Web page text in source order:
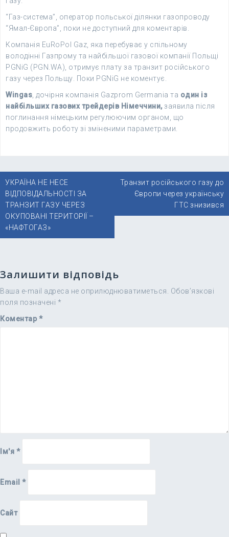
“Газ-система”, оператор польської ділянки газопроводу
“Ямал-Європа”, поки не доступний для коментарів.
Компанія EuRoPol Gaz, яка перебуває у спільному
володінні Газпрому та найбільшої газової компанії Польщі
PGNiG (PGN.WA), отримує плату за транзит російського
газу через Польщу. Поки PGNiG не коментує.
Wingas , дочірня компанія Gazprom Germania та один із
найбільших газових трейдерів Німеччини,заявила після
поглинання німецьким регулюючим органом, що
продовжить роботу зі зміненими параметрами.
Навігація
записів
УКРАЇНА НЕ НЕСЕ
ВІДПОВІДАЛЬНОСТІ ЗА
ТРАНЗИТ ГАЗУ ЧЕРЕЗ
ОКУПОВАНІ ТЕРИТОРІЇ –
«НАФТОГАЗ»
Транзит російського газу до
Європи через українську
ГТС знизився
Залишити відповідь
Ваша e-mail адреса не оприлюднюватиметься.
Обов’язкові
поля позначені *
Коментар *
Ім'я *
Email *
Сайт